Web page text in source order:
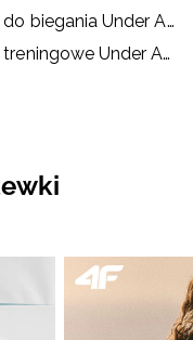
Buty do biegania Under Armour
Buty treningowe Under Armour